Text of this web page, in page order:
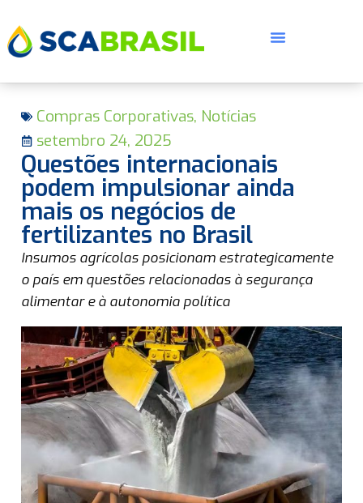
Compras Corporativas, Notícias
setembro 24, 2025
Questões internacionais
podem impulsionar ainda
mais os negócios de
fertilizantes no Brasil
Insumos agrícolas posicionam estrategicamente
o país em questões relacionadas à segurança
alimentar e à autonomia política